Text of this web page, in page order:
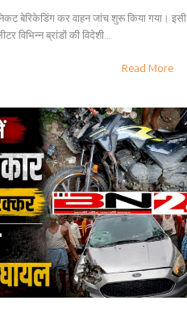
निकट बेरिकेडिंग कर वाहन जांच शुरू किया गया। इसी
विभिन्न ब्रांडों की विदेशी...
Read More